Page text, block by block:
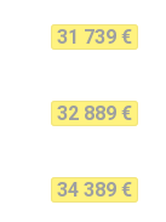
31 739 €
32 889 €
34 389 €